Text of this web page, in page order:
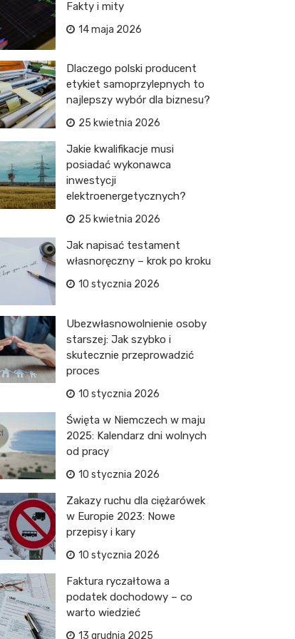
Fakty i mity
14 maja 2026
Dlaczego polski producent
etykiet samoprzylepnych to
najlepszy wybór dla biznesu?
25 kwietnia 2026
Jakie kwalifikacje musi
posiadać wykonawca
inwestycji
elektroenergetycznych?
25 kwietnia 2026
Jak napisać testament
własnoręczny – krok po kroku
10 stycznia 2026
Ubezwłasnowolnienie osoby
starszej: Jak szybko i
skutecznie przeprowadzić
proces
10 stycznia 2026
Święta w Niemczech w maju
2025: Kalendarz dni wolnych
od pracy
10 stycznia 2026
Zakazy ruchu dla ciężarówek
w Europie 2023: Nowe
przepisy i kary
10 stycznia 2026
Faktura ryczałtowa a
podatek dochodowy – co
warto wiedzieć
13 grudnia 2025